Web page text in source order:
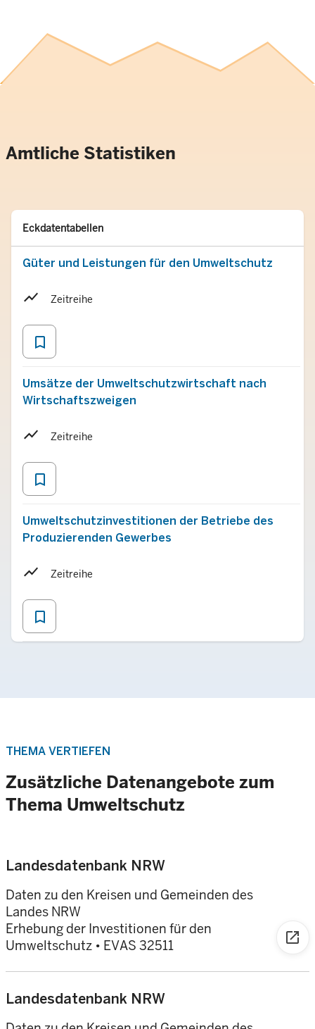
Amtliche Statistiken
Eckdatentabellen
Typ
Merken
Güter und Leistungen für den Umweltschutz
Zeitreihe
bookmark_border
Umsätze der Umweltschutzwirtschaft nach
Wirtschaftszweigen
Zeitreihe
bookmark_border
Umweltschutzinvestitionen der Betriebe des
Produzierenden Gewerbes
Zeitreihe
bookmark_border
THEMA VERTIEFEN
Zusätzliche Datenangebote zum
Thema Umweltschutz
Landesdatenbank NRW
Daten zu den Kreisen und Gemeinden des
Landes NRW
Erhebung der Investitionen für den
Umweltschutz • EVAS 32511
open_in_new
Landesdatenbank NRW